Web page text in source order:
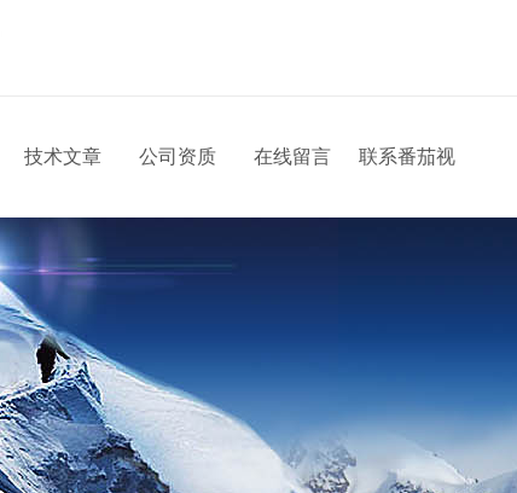
技术文章 公司资质 在线留言 联系番茄视